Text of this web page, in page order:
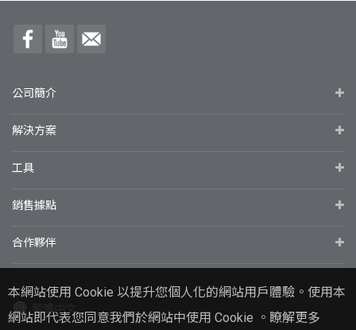
本網站使用 Cookie 以提升您個人化的網站用戶體驗。使用本
網站即代表您同意我們於網站中使用 Cookie 。瞭解更多
公司簡介
解決方案
工具
銷售據點
合作夥伴